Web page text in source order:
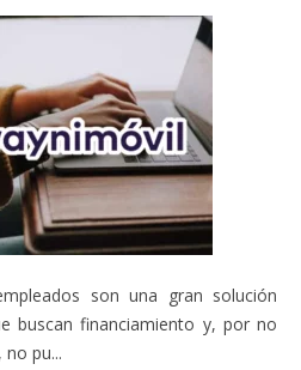
son una gran solución
buscan financiamiento y, por no
pu...